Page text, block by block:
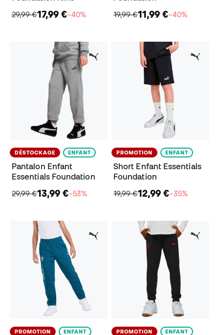
29,99 €17,99 €−40%
19,99 €11,99 €−40%
DÉSTOCKAGE ENFANT
Pantalon Enfant
Essentials Foundation
29,99 €13,99 €−53%
PROMOTION ENFANT
Short Enfant Essentials
Foundation
19,99 €12,99 €−35%
PROMOTION ENFANT PROMOTION ENFANT